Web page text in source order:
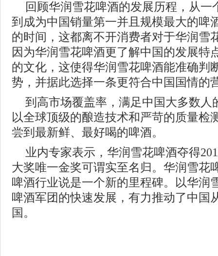
回顾华润雪花啤酒的发展历程，从一
到成为中国销量第一并且规模最大的啤
的时间，这都离不开消费者对于华润雪
因为华润雪花啤酒更了解中国的发展特
的文化，这使得华润雪花啤酒能准确判
势，并据此选择一条更符合中国国情的
到高市场覆盖率，满足中国大多数人
以全球顶级的酿造技术和严苛的质量检
尝到最新鲜、最好喝的啤酒。
业内专家表示，华润雪花啤酒夺得
大奖唯一金奖可谓实至名归。华润雪花
啤酒行业说是一个新的里程碑。以华润
啤酒军团的快速发展，有力推动了中国
国。